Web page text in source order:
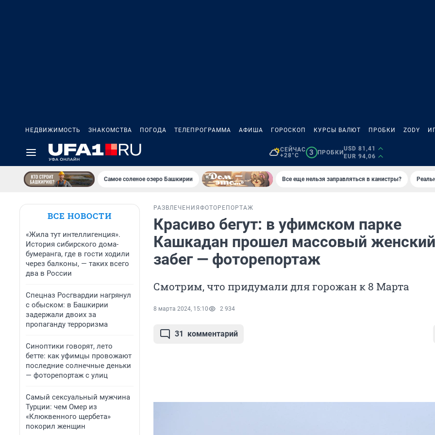
НЕДВИЖИМОСТЬ ЗНАКОМСТВА ПОГОДА ТЕЛЕПРОГРАММА АФИША ГОРОСКОП КУРСЫ ВАЛЮТ ПРОБКИ ZODY
СЕЙЧАС
+28°C
3 ПРОБКИ
USD 81,41
EUR 94,06
Самое соленое озеро Башкирии Все еще нельзя заправляться в канистры?
ВСЕ НОВОСТИ
«Жила тут интеллигенция».
История сибирского дома-
бумеранга, где в гости ходили
через балконы, — таких всего
два в России
Спецназ Росгвардии нагрянул
с обыском: в Башкирии
задержали двоих за
пропаганду терроризма
Синоптики говорят, лето
бетте: как уфимцы провожают
последние солнечные деньки
— фоторепортаж с улиц
Самый сексуальный мужчина
Турции: чем Омер из
«Клюквенного щербета»
покорил женщин
РАЗВЛЕЧЕНИЯ ФОТОРЕПОРТАЖ
Красиво бегут: в уфимском парке
Кашкадан прошел массовый женский
забег — фоторепортаж
Смотрим, что придумали для горожан к 8 Марта
8 марта 2024, 15:10 2 934
31 комментарий